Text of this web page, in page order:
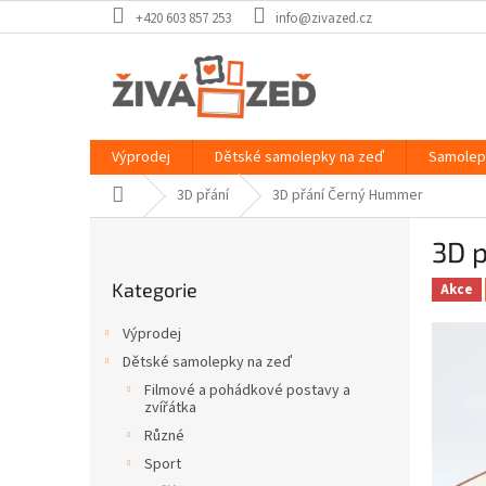
na
+420 603 857 253 info@zivazed.cz
Výprodej Dětské samolepky na zeď
Domů 3D přání 3D přání Černý Hummer
kategorie
Kategorie
Výprodej
Dětské samolepky na zeď
Filmové a pohádkové postavy a
zvířátka
Různé
Sport
3D
Akce